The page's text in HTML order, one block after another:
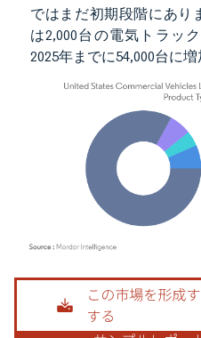
ではまだ初期段階にあり
は2,000台の電気トラッ
2025年までに54,000台に
画像 © Mordor Intelligence。再利用